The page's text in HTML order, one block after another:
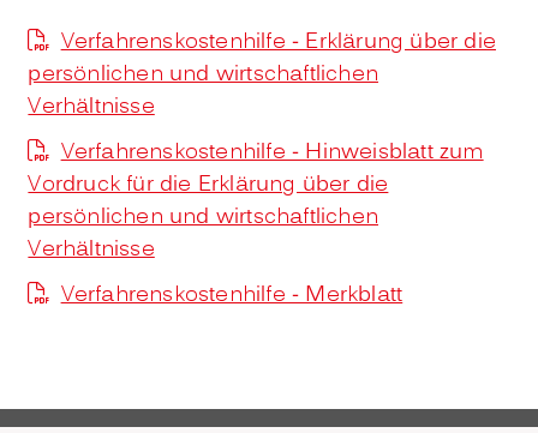
Verfahrenskostenhilfe - Erklärung über die
persönlichen und wirtschaftlichen
Verhältnisse
Verfahrenskostenhilfe - Hinweisblatt zum
Vordruck für die Erklärung über die
persönlichen und wirtschaftlichen
Verhältnisse
Verfahrenskostenhilfe - Merkblatt